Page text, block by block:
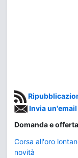
Invia un'email
Domanda e
Corsa all'oro
novità